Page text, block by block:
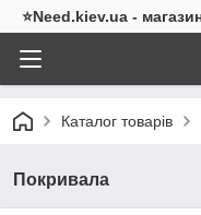
⭐Need.kiev.ua -
Каталог товарів
Покривала